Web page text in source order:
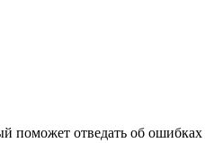
поможет отведать об